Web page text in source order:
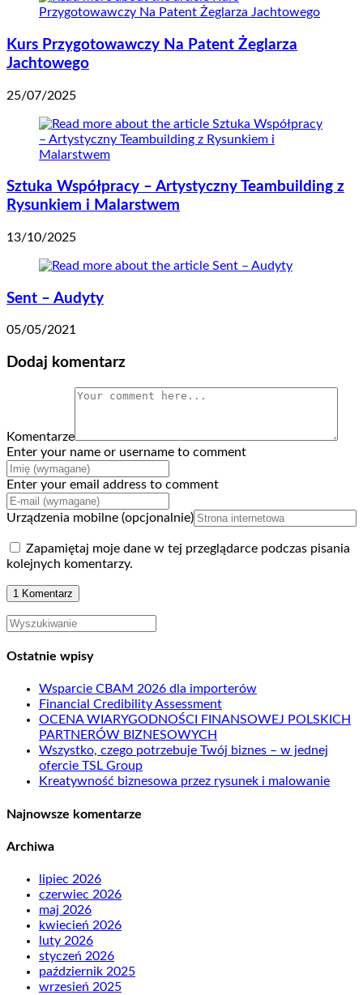
Kurs Przygotowawczy Na Patent Żeglarza
Jachtowego
25/07/2025
Sztuka Współpracy – Artystyczny Teambuilding z
Rysunkiem i Malarstwem
13/10/2025
Sent – Audyty
05/05/2021
Dodaj komentarz
Komentarze
Enter your name or username to comment
Enter your email address to comment
Urządzenia mobilne (opcjonalnie)
Zapamiętaj moje dane w tej przeglądarce podczas pisania
kolejnych komentarzy.
Ostatnie wpisy
Wsparcie CBAM 2026 dla importerów
Financial Credibility Assessment
OCENA WIARYGODNOŚCI FINANSOWEJ POLSKICH
PARTNERÓW BIZNESOWYCH
Wszystko, czego potrzebuje Twój biznes – w jednej
ofercie TSL Group
Kreatywność biznesowa przez rysunek i malowanie
Najnowsze komentarze
Archiwa
lipiec 2026
czerwiec 2026
maj 2026
kwiecień 2026
luty 2026
styczeń 2026
październik 2025
wrzesień 2025